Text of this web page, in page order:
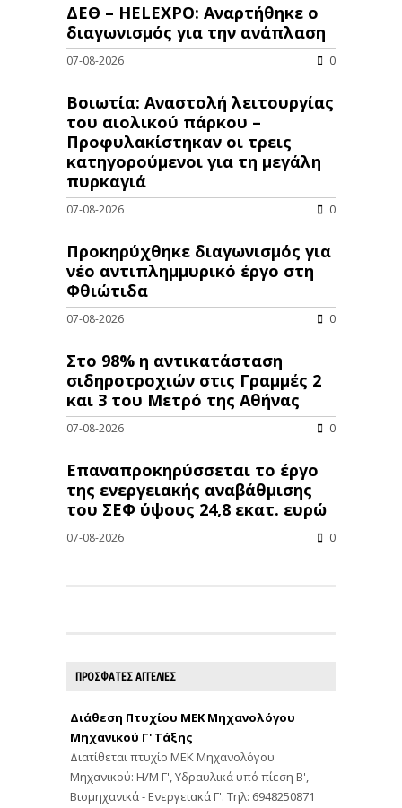
ΔΕΘ – HELEXPO: Αναρτήθηκε ο
διαγωνισμός για την ανάπλαση
07-08-2026 0
Βοιωτία: Αναστολή λειτουργίας
του αιολικού πάρκου –
Προφυλακίστηκαν οι τρεις
κατηγορούμενοι για τη μεγάλη
πυρκαγιά
07-08-2026 0
Προκηρύχθηκε διαγωνισμός για
νέo αντιπλημμυρικό έργο στη
Φθιώτιδα
07-08-2026 0
Στο 98% η αντικατάσταση
σιδηροτροχιών στις Γραμμές 2
και 3 του Μετρό της Αθήνας
07-08-2026 0
Επαναπροκηρύσσεται το έργο
της ενεργειακής αναβάθμισης
του ΣΕΦ ύψους 24,8 εκατ. ευρώ
07-08-2026 0
ΠΡΟΣΦΑΤΕΣ ΑΓΓΕΛΙΕΣ
Διάθεση Πτυχίου ΜΕΚ Μηχανολόγου
Μηχανικού Γ' Τάξης
Διατίθεται πτυχίο ΜΕΚ Μηχανολόγου
Μηχανικού: Η/Μ Γ', Υδραυλικά υπό πίεση Β',
Βιομηχανικά - Ενεργειακά Γ'. Τηλ: 6948250871